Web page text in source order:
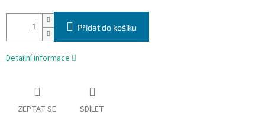
Přidat do košíku
Detailní informace
ZEPTAT SE SDÍLET